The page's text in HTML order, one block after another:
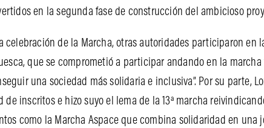
en la segunda fase de construcción del ambicioso
celebración de la Marcha, otras autoridades participaron en
que se comprometió a participar andando en la
una sociedad más solidaria e inclusiva”. Por su parte,
de inscritos e hizo suyo el lema de la 13ª marcha
como la Marcha Aspace que combina solidaridad en